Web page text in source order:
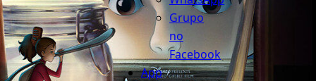
Grupo
no
Facebook
App